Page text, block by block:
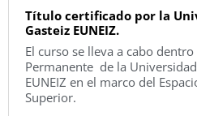
Título certificado por la
Gasteiz EUNEIZ.
El curso se lleva a cabo
Permanente de la
EUNEIZ en el marco del
Superior.